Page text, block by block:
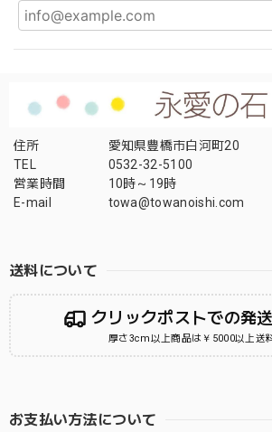
住所
愛知県豊橋市白河町20
TEL
0532-32-5100
営業時間
10時～19時
E-mail
towa@towanoishi.com
送料について
クリックポストでの発送
厚さ3cm以上商品は￥5000以上送
お支払い方法について